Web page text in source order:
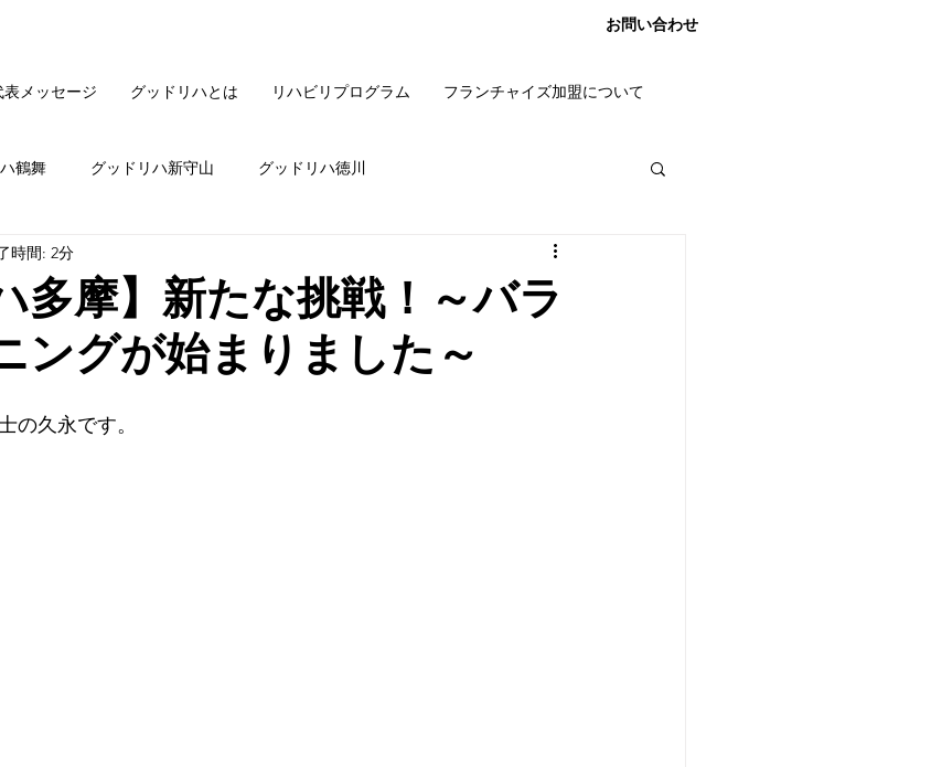
お問い合わせ
表メッセージ グッドリハとは リハビリプログラム フランチャイズ加盟について
鶴舞 グッドリハ新守山 グッドリハ徳川
多摩】新たな挑戦！～バラ
ングが始まりました～
時間: 2分
の久永です。